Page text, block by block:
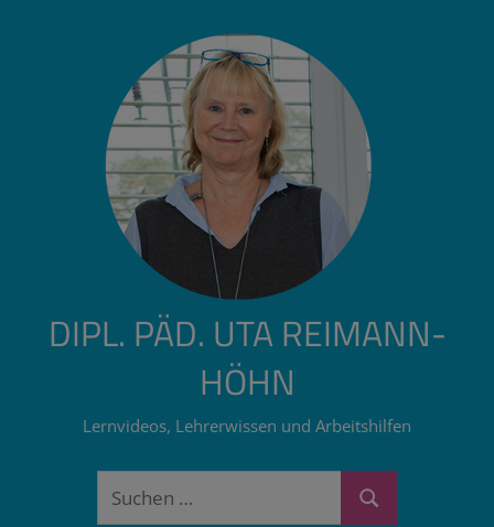
DIPL. PÄD. UTA REIMANN-
HÖHN
Lernvideos, Lehrerwissen und Arbeitshilfen
Suchen
Suchen